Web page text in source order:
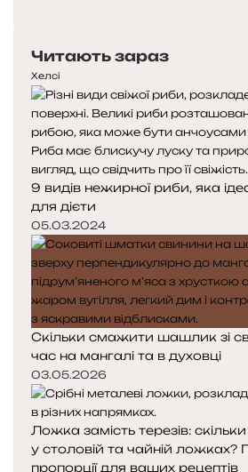
Читають зараз
Хелсі
9 видів нежирної риби, яка
для дієти
05.03.2024
Скільки смажити шашлик зі
час на мангалі та в духовці
03.05.2026
Ложка замість терезів:
у столовій та чайній ложках?
пропорції для ваших рецептів